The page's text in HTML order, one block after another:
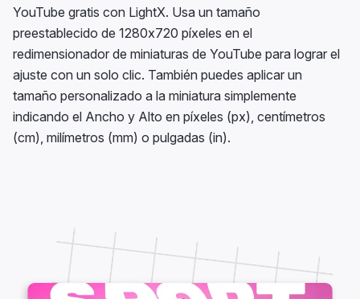
YouTube gratis con LightX. Usa un tamaño
preestablecido de 1280x720 píxeles en el
redimensionador de miniaturas de YouTube para lograr el
ajuste con un solo clic. También puedes aplicar un
tamaño personalizado a la miniatura simplemente
indicando el Ancho y Alto en píxeles (px), centímetros
(cm), milímetros (mm) o pulgadas (in).